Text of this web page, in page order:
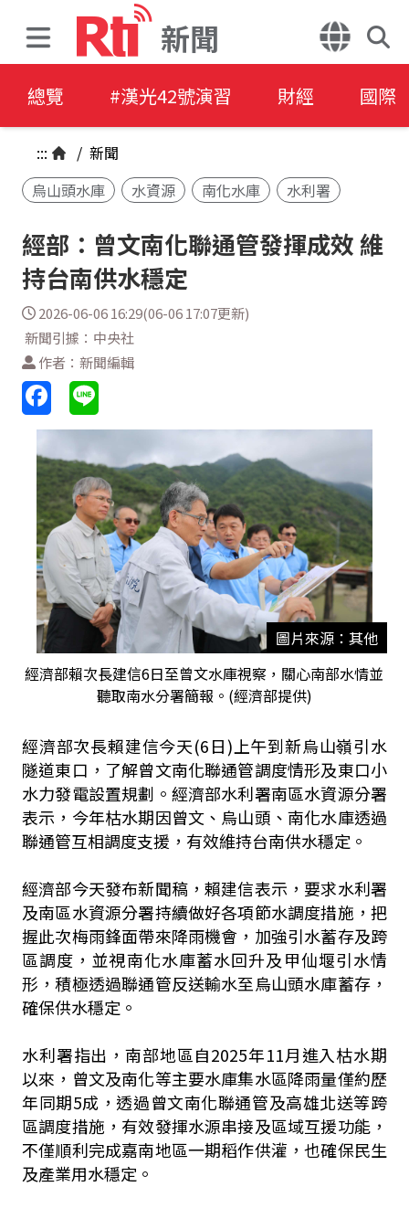
新聞
總覽 #漢光42號演習 財經 國際
::: / 新聞
烏山頭水庫
水資源 南化水庫 水利署
經部：曾文南化聯通管發揮成效 維
持台南供水穩定
2026-06-06 16:29(06-06 17:07更新)
新聞引據：中央社
作者：新聞編輯
圖片來源：其他
經濟部賴次長建信6日至曾文水庫視察，關心南部水情並
聽取南水分署簡報。(經濟部提供)
經濟部次長賴建信今天(6日)上午到新烏山嶺引水
隧道東口，了解曾文南化聯通管調度情形及東口小
水力發電設置規劃。經濟部水利署南區水資源分署
表示，今年枯水期因曾文、烏山頭、南化水庫透過
聯通管互相調度支援，有效維持台南供水穩定。
經濟部今天發布新聞稿，賴建信表示，要求水利署
及南區水資源分署持續做好各項節水調度措施，把
握此次梅雨鋒面帶來降雨機會，加強引水蓄存及跨
區調度，並視南化水庫蓄水回升及甲仙堰引水情
形，積極透過聯通管反送輸水至烏山頭水庫蓄存，
確保供水穩定。
水利署指出，南部地區自2025年11月進入枯水期
以來，曾文及南化等主要水庫集水區降雨量僅約歷
年同期5成，透過曾文南化聯通管及高雄北送等跨
區調度措施，有效發揮水源串接及區域互援功能，
不僅順利完成嘉南地區一期稻作供灌，也確保民生
及產業用水穩定。